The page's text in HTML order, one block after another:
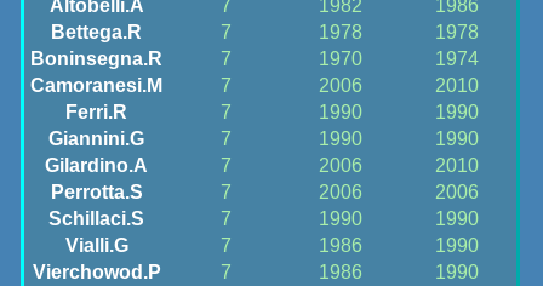
Altobelli.A
7 1982
1986
Bettega.R
7 1978
1978
Boninsegna.R
7 1970
1974
Camoranesi.M
7 2006
2010
Ferri.R
7 1990
1990
Giannini.G
7 1990
1990
Gilardino.A
7 2006
2010
Perrotta.S
7 2006
2006
Schillaci.S
7 1990
1990
Vialli.G
7 1986
1990
Vierchowod.P
7 1986
1990